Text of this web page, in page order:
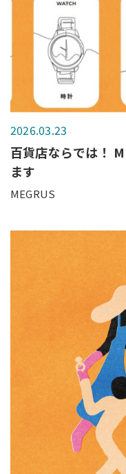
2026.03.23
百貨店ならでは！
ます
MEGRUS